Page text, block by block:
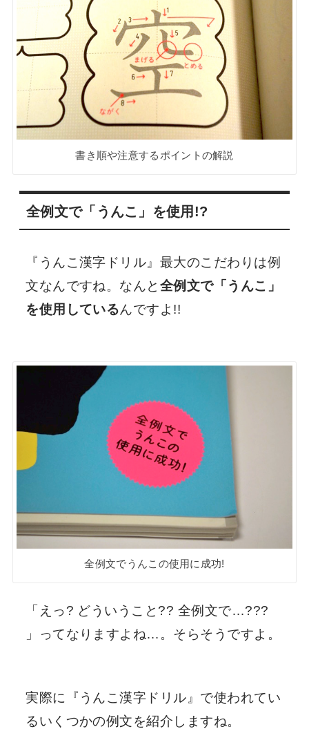
書き順や注意するポイントの解説
全例文で「うんこ」を使用!?
『うんこ漢字ドリル』最大のこだわりは例
文なんですね。なんと 全例文で「うんこ」
を使用しているんですよ!!
全例文でうんこの使用に成功!
「えっ? どういうこと?? 全例文で…???
」ってなりますよね…。そらそうですよ。
実際に『うんこ漢字ドリル』で使われてい
るいくつかの例文を紹介しますね。